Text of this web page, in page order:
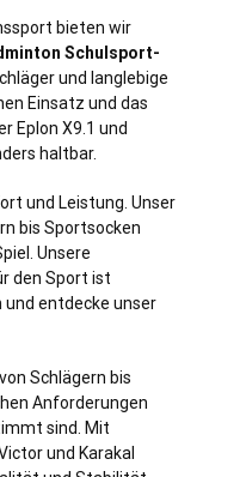
bieten wir
Schulsport-
und langlebige
Einsatz und das
Eplon X9.1 und
haltbar.
und Leistung. Unser
bis Sportsocken
Unsere
den Sport ist
und entdecke unser
Schlägern bis
Anforderungen
sind. Mit
und Karakal